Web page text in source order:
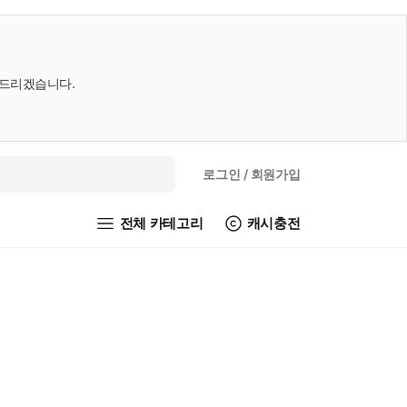
리겠습니다.
로그인 / 회원가입
전체 카테고리 캐시충전